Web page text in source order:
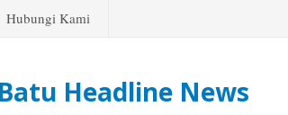
Hubungi Kami
Headline News